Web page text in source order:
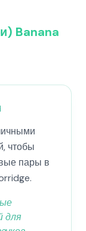
Banana
чтобы
пары в
для